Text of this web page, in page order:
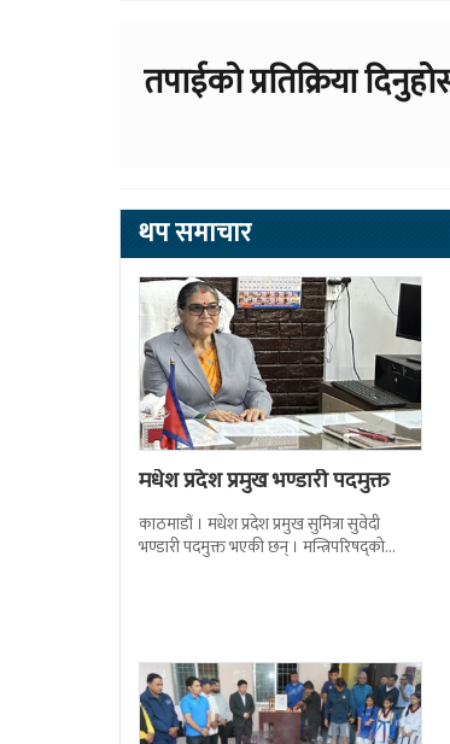
तपाईको प्रतिक्रिया
थप समाचार
मधेश प्रदेश प्रमुख भण्डारी पदमुक्त
काठमाडौं । मधेश प्रदेश प्रमुख सुमित्रा सुवेदी
भण्डारी पदमुक्त भएकी छन् । मन्त्रिपरिषद्को